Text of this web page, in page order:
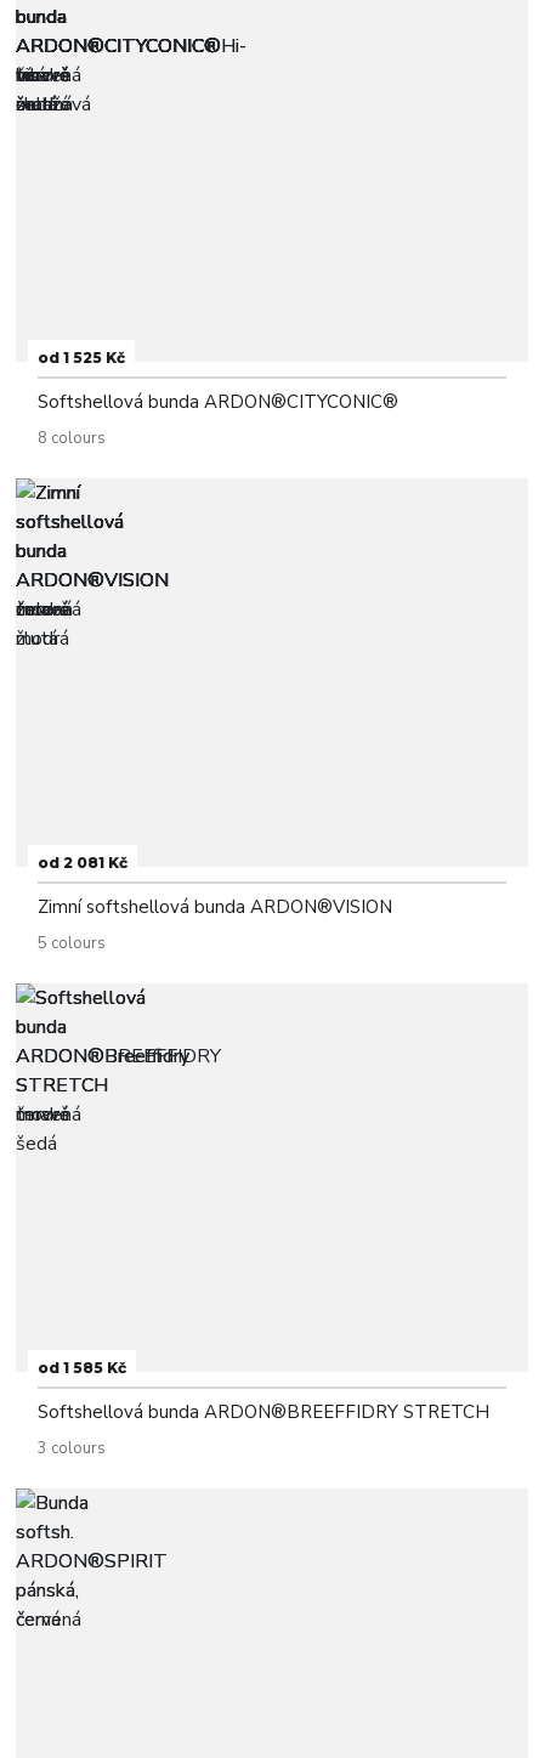
od 1 525 Kč
Softshellová bunda ARDON®CITYCONIC®
8 colours
od 2 081 Kč
Zimní softshellová bunda ARDON®VISION
5 colours
od 1 585 Kč
Softshellová bunda ARDON®BREEFFIDRY STRETCH
3 colours